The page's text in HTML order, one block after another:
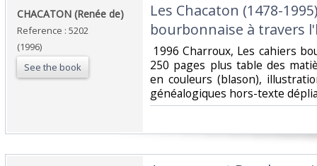
‎CHACATON (Renée de)‎
Reference : 5202
(1996)
See the book
‎Les Chacaton (1478-
bourbonnaise à travers
1996 Charroux, Les cahiers
250 pages plus table des
en couleurs (blason),
généalogiques hors-texte